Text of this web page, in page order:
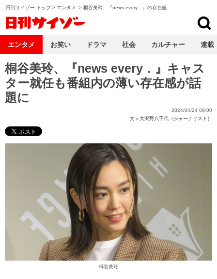
日刊サイゾー トップ> エンタメ > 桐谷美玲、『news every．』の存在感
桐谷美玲、『news every．』キャス
ター就任も番組内の薄い存在感が話
題に
2024/04/24 09:00
文＝大沢野八千代（ジャーナリスト）
桐谷美玲
エンタメ お笑い ドラマ 社会 カルチャー 連載